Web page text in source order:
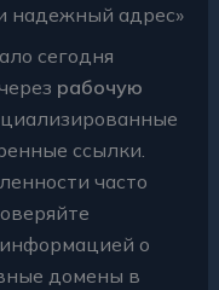
надежный адрес»
сегодня
рабочую
ссылки.
часто
о
домены в